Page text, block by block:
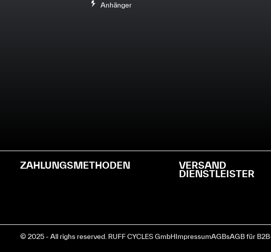
Anhänger
ZAHLUNGSMETHODEN VERSAND
DIENSTLEISTER
© 2025 - All righs reserved. RUFF CYCLES GmbHImpressumAGBsAGB für